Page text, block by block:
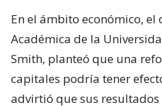
En el ámbito económico, el
Académica de la
Smith, planteó que una
capitales podría tener
advirtió que sus